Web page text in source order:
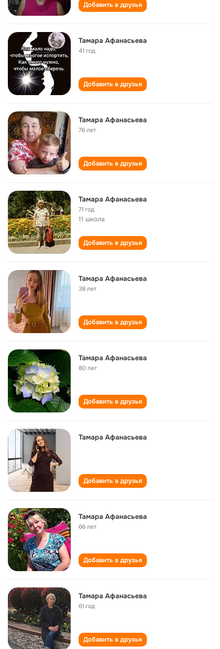
Добавить в друзья
Тамара Афанасьева
41 год
Добавить в друзья
Тамара Афанасьева
76 лет
Добавить в друзья
Тамара Афанасьева
71 год
11 школа
Добавить в друзья
Тамара Афанасьева
38 лет
Добавить в друзья
Тамара Афанасьева
80 лет
Добавить в друзья
Тамара Афанасьева
Добавить в друзья
Тамара Афанасьева
66 лет
Добавить в друзья
Тамара Афанасьева
61 год
Добавить в друзья